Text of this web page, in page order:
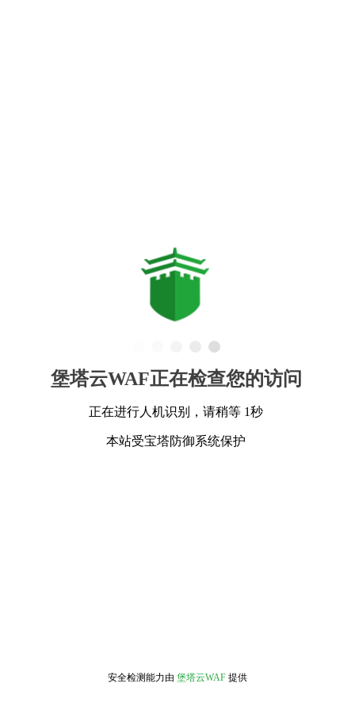
堡塔云WAF正在检查您的访问
正在进行人机识别，请稍等 1秒
本站受宝塔防御系统保护
安全检测能力由 堡塔云WAF 提供